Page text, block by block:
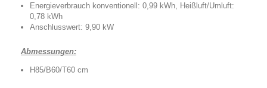
Energieverbrauch konventionell: 0,99 kWh, Heißluft/Umluft:
0,78 kWh
Anschlusswert: 9,90 kW
Abmessungen:
H85/B60/T60 cm